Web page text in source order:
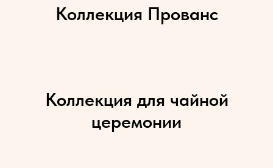
Коллекция Прованс
Коллекция для чайной
церемонии